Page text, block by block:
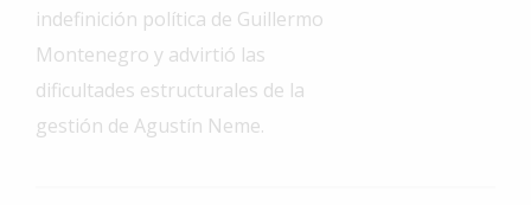
Interés
General
La
Ciudad
indefinición política de Guillermo
Montenegro y advirtió las
dificultades estructurales de la
gestión de Agustín Neme.